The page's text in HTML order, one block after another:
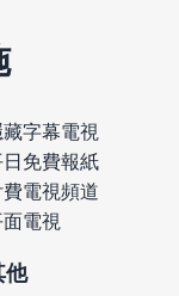
藏字幕電視
免費報紙
電視頻道
電視
他